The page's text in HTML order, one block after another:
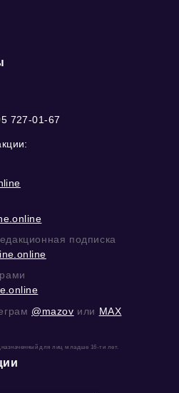
727-01-67
подписка
@mazov или MAX
для лиц младше 16-ти лет.